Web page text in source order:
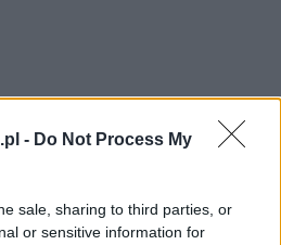
- Do Not Process My
sale, sharing to third parties, or
or sensitive information for